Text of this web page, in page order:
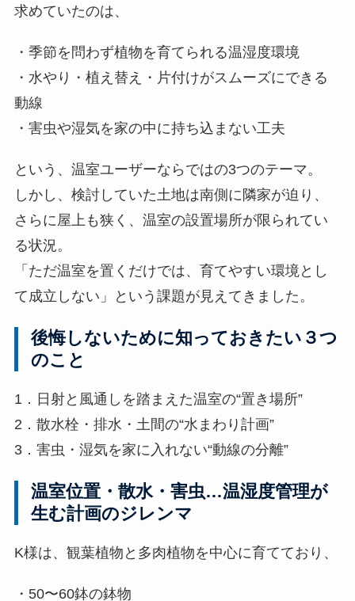
求めていたのは、
・季節を問わず植物を育てられる温湿度環境
・水やり・植え替え・片付けがスムーズにできる
動線
・害虫や湿気を家の中に持ち込まない工夫
という、温室ユーザーならではの3つのテーマ。
しかし、検討していた土地は南側に隣家が迫り、
さらに屋上も狭く、温室の設置場所が限られてい
る状況。
「ただ温室を置くだけでは、育てやすい環境とし
て成立しない」という課題が見えてきました。
後悔しないために知っておきたい３つ
のこと
1．日射と風通しを踏まえた温室の“置き場所”
2．散水栓・排水・土間の“水まわり計画”
3．害虫・湿気を家に入れない“動線の分離”
温室位置・散水・害虫…温湿度管理が
生む計画のジレンマ
K様は、観葉植物と多肉植物を中心に育てており、
・50〜60鉢の鉢物